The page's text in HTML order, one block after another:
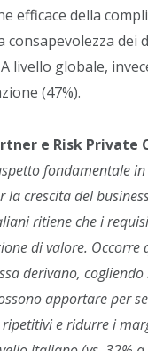
efficace della
consapevolezza
livello globale,
(47%).
e Risk Private
fondamentale
crescita del
ritiene che i
di valore.
derivano,
apportare per
e ridurre i